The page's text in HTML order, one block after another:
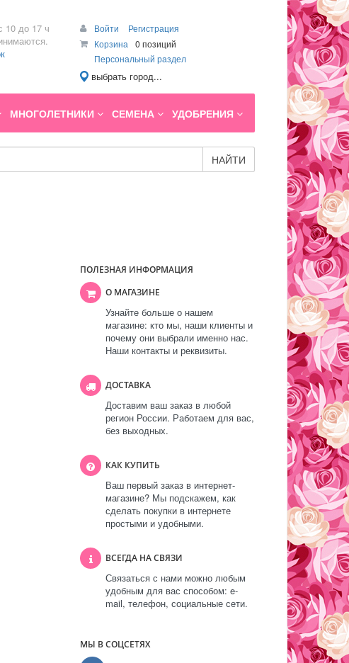
10 до 17 ч
Войти
Регистрация
Корзина
0 позиций
Персональный раздел
выбрать город...
МНОГОЛЕТНИКИ СЕМЕНА УДОБРЕНИЯ
НАЙТИ
ПОЛЕЗНАЯ ИНФОРМАЦИЯ
О МАГАЗИНЕ
Узнайте больше о нашем
магазине: кто мы, наши клиенты и
почему они выбрали именно нас.
Наши контакты и реквизиты.
ДОСТАВКА
Доставим ваш заказ в любой
регион России. Работаем для вас,
без выходных.
КАК КУПИТЬ
Ваш первый заказ в интернет-
магазине? Мы подскажем, как
сделать покупки в интернете
простыми и удобными.
ВСЕГДА НА СВЯЗИ
Связаться с нами можно любым
удобным для вас способом: e-
mail, телефон, социальные сети.
МЫ В СОЦСЕТЯХ